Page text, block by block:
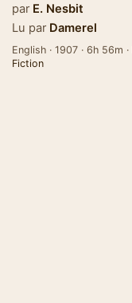
par E. Nesbit
Lu par Damerel
English · 1907 · 6h 56m ·
Fiction